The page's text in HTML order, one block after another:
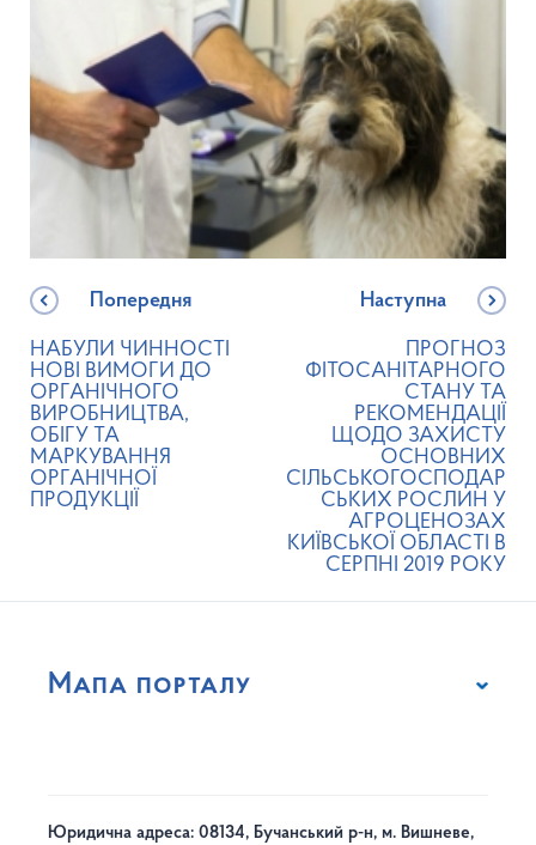
Попередня
НАБУЛИ ЧИННОСТІ
НОВІ ВИМОГИ ДО
ОРГАНІЧНОГО
ВИРОБНИЦТВА,
ОБІГУ ТА
МАРКУВАННЯ
ОРГАНІЧНОЇ
ПРОДУКЦІЇ
Наступна
ПРОГНОЗ
ФІТОСАНІТАРНОГО
СТАНУ ТА
РЕКОМЕНДАЦІЇ
ЩОДО ЗАХИСТУ
ОСНОВНИХ
СІЛЬСЬКОГОСПОДАР
СЬКИХ РОСЛИН У
АГРОЦЕНОЗАХ
КИЇВСЬКОЇ ОБЛАСТІ В
СЕРПНІ 2019 РОКУ
Мапа порталу
Юридична адреса: 08134, Бучанський р-н, м. Вишневе,